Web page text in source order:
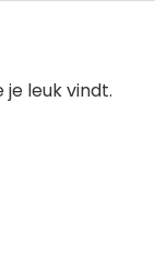
leuk vindt.